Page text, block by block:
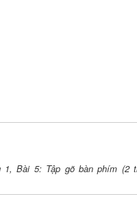
Bài 5: Tập gõ bàn phím (2